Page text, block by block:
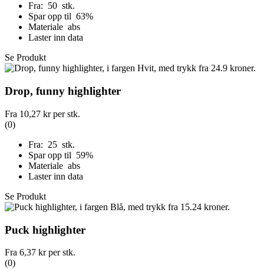
Fra: 50 stk.
Spar opp til 63%
Materiale abs
Laster inn data
Se Produkt
Drop, funny highlighter
Fra 10,27 krper stk.
(0)
Fra: 25 stk.
Spar opp til 59%
Materiale abs
Laster inn data
Se Produkt
Puck highlighter
Fra 6,37 krper stk.
(0)